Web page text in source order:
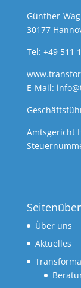
Günther-
30177
Tel: +49 511
E-Mail:
Amtsgericht
Über uns
Aktuelles